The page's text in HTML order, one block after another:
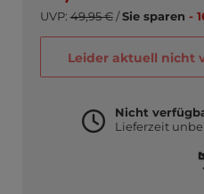
UVP: 49,95 €/Sie sparen -
Leider aktuell nicht
Nicht
Lieferzeit